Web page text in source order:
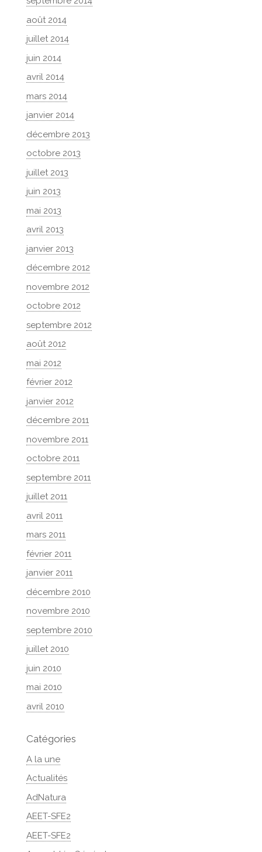
août 2014
juillet 2014
juin 2014
avril 2014
mars 2014
janvier 2014
décembre 2013
octobre 2013
juillet 2013
juin 2013
mai 2013
avril 2013
janvier 2013
décembre 2012
novembre 2012
octobre 2012
septembre 2012
août 2012
mai 2012
février 2012
janvier 2012
décembre 2011
novembre 2011
octobre 2011
septembre 2011
juillet 2011
avril 2011
mars 2011
février 2011
janvier 2011
décembre 2010
novembre 2010
septembre 2010
juillet 2010
juin 2010
mai 2010
avril 2010
Catégories
A la une
Actualités
AdNatura
AEET-SFE2
AEET-SFE2